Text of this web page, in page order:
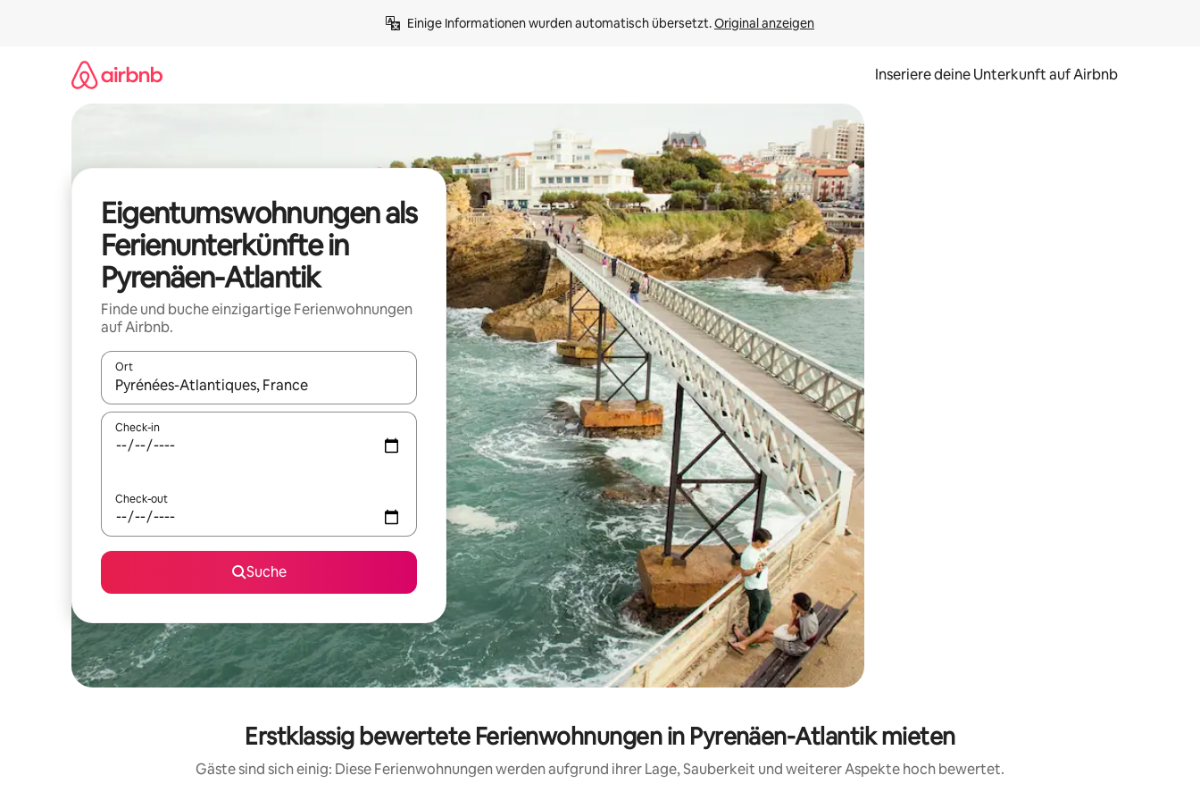
Einige Informationen wurden automatisch übersetzt. Original anzeigen
Inseriere deine Unterkunft auf Airbnb
Eigentumswohnungen als
Ferienunterkünfte in
Pyrenäen-Atlantik
Finde und buche einzigartige Ferienwohnungen
auf Airbnb.
Ort
Wenn Ergebnisse verfügbar sind, navigiere mit den Pfeiltasten nach oben und unten oder erkunde die Ergebnisse durch Berühren oder Wischgesten.
Check-in
Check-out
Suche
Erstklassig bewertete Ferienwohnungen in Pyrenäen-Atlantik mieten
Gäste sind sich einig: Diese Ferienwohnungen werden aufgrund ihrer Lage, Sauberkeit und weiterer Aspekte hoch bewertet.